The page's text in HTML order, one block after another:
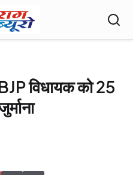
विधायक को 25